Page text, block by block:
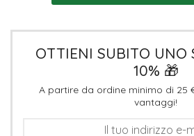
OTTIENI SUBITO UNO
10% 🎁
A partire da ordine minimo di 25
vantaggi!